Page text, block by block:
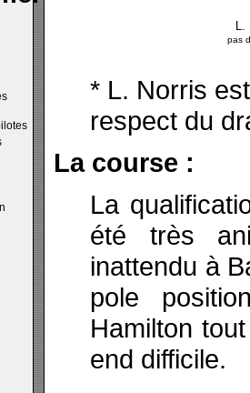
L.
pas
* L. Norris
respect du
La course :
La
été très
inattendu à
pole
Hamilton
end difficile.